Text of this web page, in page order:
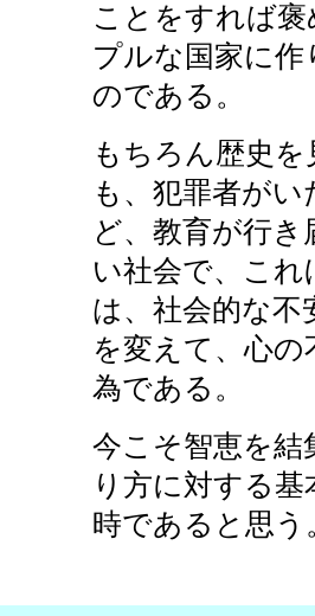
ことをすれば
プルな国家に
のである。
もちろん歴史
も、犯罪者が
ど、教育が行
い社会で、こ
は、社会的な不
を変えて、心
為である。
今こそ智恵を結
り方に対する
時であると思う